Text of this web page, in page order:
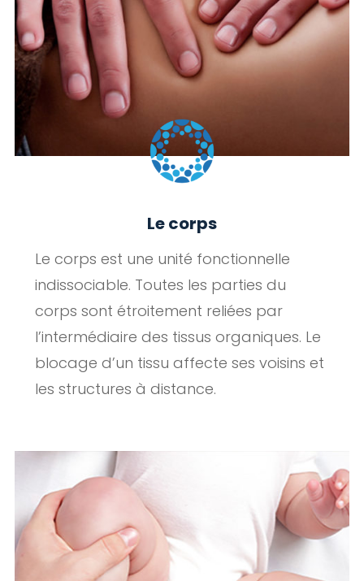
Le corps
Le corps est une unité fonctionnelle
indissociable. Toutes les parties du
corps sont étroitement reliées par
l’intermédiaire des tissus organiques. Le
blocage d’un tissu affecte ses voisins et
les structures à distance.